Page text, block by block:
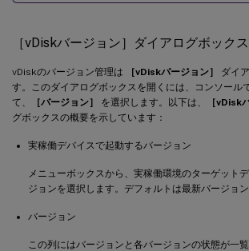
［vDiskバージョン］ダイアログボックス
vDiskのバージョン管理は ［vDiskバージョン］
ダイ
す。このダイアログボックスを開くには、コンソール
て、
［バージョン］ を選択します。以下は、 ［vDisk
グボックスの概要を示しています：
実稼働デバイスで起動するバージョン
メニューボックスから、実稼働環境のターゲット
ジョンを選択します。デフォルトは最新バージョン
バージョン
この列にはバージョンと各バージョンの状態が一